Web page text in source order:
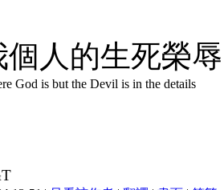
個人的生死榮
God is but the Devil is in the details
T